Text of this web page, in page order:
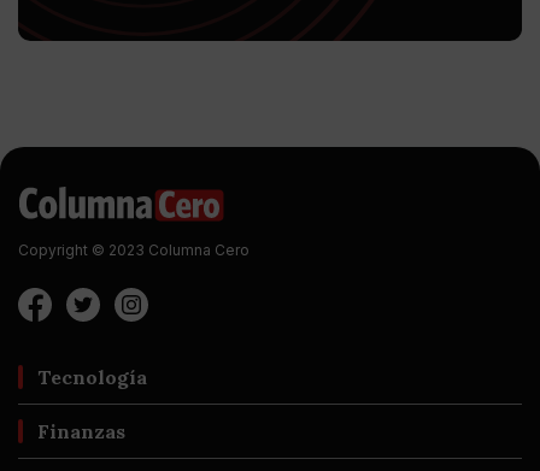
Copyright © 2023 Columna Cero
Tecnología
Finanzas